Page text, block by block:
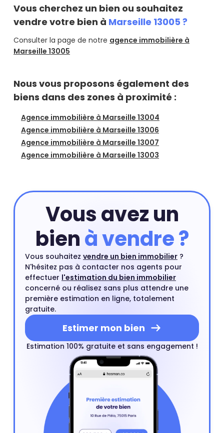
Vous cherchez un bien ou souhaitez
vendre votre bien à Marseille 13005 ?
Consulter la page de notre agence immobilière à
Marseille 13005
Nous vous proposons également des
biens dans des zones à proximité :
Agence immobilière à Marseille 13004
Agence immobilière à Marseille 13006
Agence immobilière à Marseille 13007
Agence immobilière à Marseille 13003
Vous avez un
bienà vendre ?
Vous souhaitez vendre un bien immobilier ?
N'hésitez pas à contacter nos agents pour
effectuer l'estimation du bien immobilier
concerné ou réalisez sans plus attendre une
première estimation en ligne, totalement
gratuite.
Estimer mon bien
Estimation 100% gratuite et sans engagement !